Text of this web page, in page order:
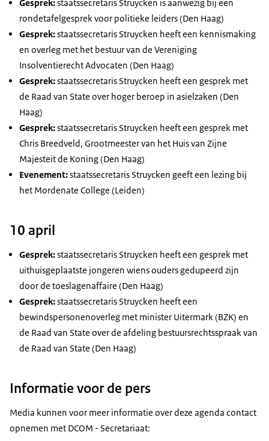
Gesprek:staatssecretaris Struycken is aanwezig bij een
rondetafelgesprek voor politieke leiders (Den Haag)
Gesprek:staatssecretaris Struycken heeft een kennismaking
en overleg met het bestuur van de Vereniging
Insolventierecht Advocaten (Den Haag)
Gesprek:staatssecretaris Struycken heeft een gesprek met
de Raad van State over hoger beroep in asielzaken (Den
Haag)
Gesprek:staatssecretaris Struycken heeft een gesprek met
Chris Breedveld, Grootmeester van het Huis van Zijne
Majesteit de Koning (Den Haag)
Evenement:staatssecretaris Struycken geeft een lezing bij
het Mordenate College (Leiden)
10 april
Gesprek:staatssecretaris Struycken heeft een gesprek met
uithuisgeplaatste jongeren wiens ouders gedupeerd zijn
door de toeslagenaffaire (Den Haag)
Gesprek:staatssecretaris Struycken heeft een
bewindspersonenoverleg met minister Uitermark (BZK) en
de Raad van State over de afdeling bestuursrechtsspraak van
de Raad van State (Den Haag)
Informatie voor de pers
Media kunnen voor meer informatie over deze agenda contact
opnemen met DCOM - Secretariaat: